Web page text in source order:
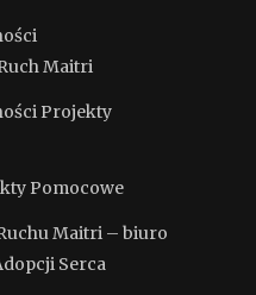
Maitri
Projekty
Pomocowe
Maitri – biuro
Serca